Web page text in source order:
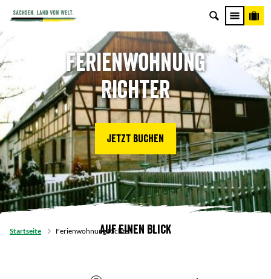
Ferienwohnung
Richter
Jetzt buchen
Startseite Ferienwohnung RichterAuf einen Blick